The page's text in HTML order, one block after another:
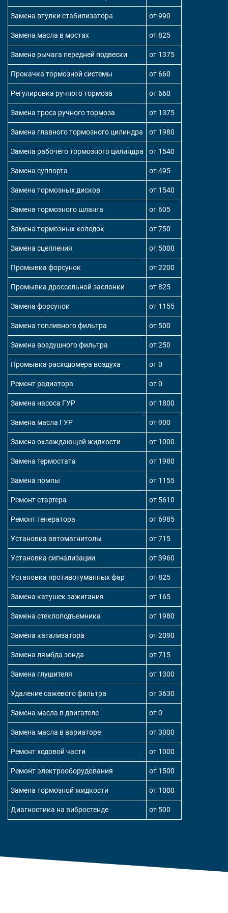
Замена втулки стабилизатора от 990
Замена масла в мостах от 825
Замена рычага передней подвески от 1375
Прокачка тормозной системы от 660
Регулировка ручного тормоза от 660
Замена троса ручного тормоза от 1375
Замена главного тормозного цилиндра от 1980
Замена рабочего тормозного цилиндра от 1540
Замена суппорта от 495
Замена тормозных дисков от 1540
Замена тормозного шланга от 605
Замена тормозных колодок от 750
Замена сцепления от 5000
Промывка форсунок от 2200
Промывка дроссельной заслонки от 825
Замена форсунок от 1155
Замена топливного фильтра от 500
Замена воздушного фильтра от 250
Промывка расходомера воздуха от 0
Ремонт радиатора от 0
Замена насоса ГУР от 1800
Замена масла ГУР от 900
Замена охлаждающей жидкости от 1000
Замена термостата от 1980
Замена помпы от 1155
Ремонт стартера от 5610
Ремонт генератора от 6985
Установка автомагнитолы от 715
Установка сигнализации от 3960
Установка противотуманных фар от 825
Замена катушек зажигания от 165
Замена стеклоподъемника от 1980
Замена катализатора от 2090
Замена лямбда зонда от 715
Замена глушителя от 1300
Удаление сажевого фильтра от 3630
Замена масла в двигателе от 0
Замена масла в вариаторе от 3000
Ремонт ходовой части от 1000
Ремонт электрооборудования от 1500
Замена тормозной жидкости от 1000
Диагностика на вибростенде от 500